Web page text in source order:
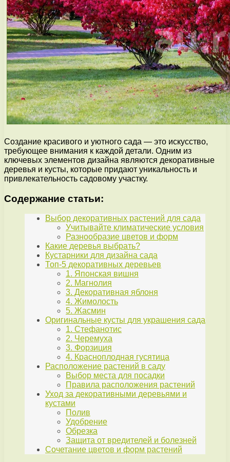
Создание красивого и уютного сада — это искусство,
требующее внимания к каждой детали. Одним из
ключевых элементов дизайна являются декоративные
деревья и кусты, которые придают уникальность и
привлекательность садовому участку.
Содержание статьи:
Выбор декоративных растений для сада
Учитывайте климатические условия
Разнообразие цветов и форм
Какие деревья выбрать?
Кустарники для дизайна сада
Топ-5 декоративных деревьев
1. Японская вишня
2. Магнолия
3. Декоративная яблоня
4. Жимолость
5. Жасмин
Оригинальные кусты для украшения сада
1. Стефанотис
2. Черемуха
3. Форзиция
4. Красноплодная гусятица
Расположение растений в саду
Выбор места для посадки
Правила расположения растений
Уход за декоративными деревьями и
кустами
Полив
Удобрение
Обрезка
Защита от вредителей и болезней
Сочетание цветов и форм растений